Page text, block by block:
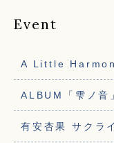
Event
A Little
ALBUM「雫ノ音
有安杏果 サクラ